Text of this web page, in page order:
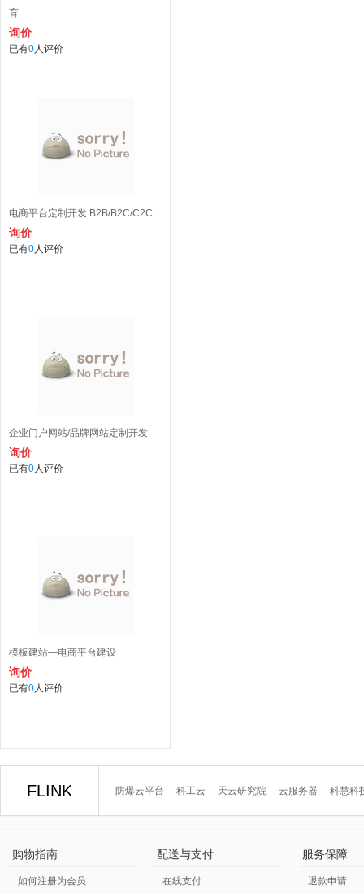
育
询价
已有0人评价
电商平台定制开发 B2B/B2C/C2C
询价
已有0人评价
企业门户网站/品牌网站定制开发
询价
已有0人评价
模板建站—电商平台建设
询价
已有0人评价
FLINK 防爆云平台 科工云 天云研究院 云服务器 科慧科
购物指南
如何注册为会员
配送与支付
在线支付
服务保障
退款申请